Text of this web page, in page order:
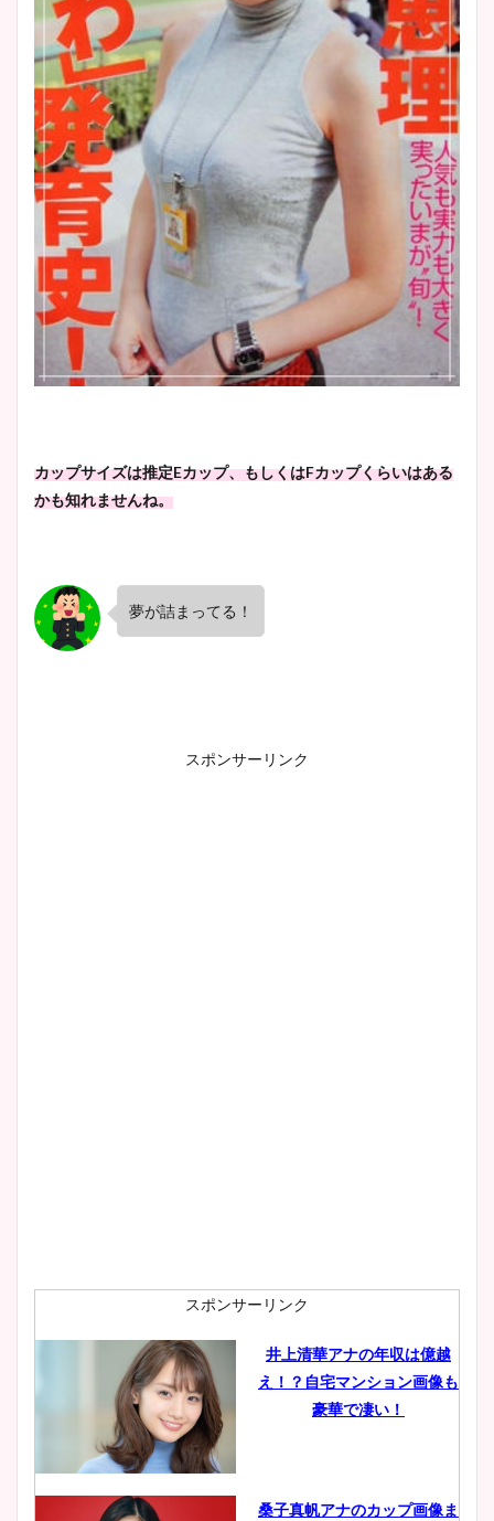
カップサイズは推定Eカップ、もしくはFカップくらいはある
かも知れませんね。
夢が詰まってる！
スポンサーリンク
スポンサーリンク
井上清華アナの年収は億越
え！？自宅マンション画像も
豪華で凄い！
桑子真帆アナのカップ画像ま